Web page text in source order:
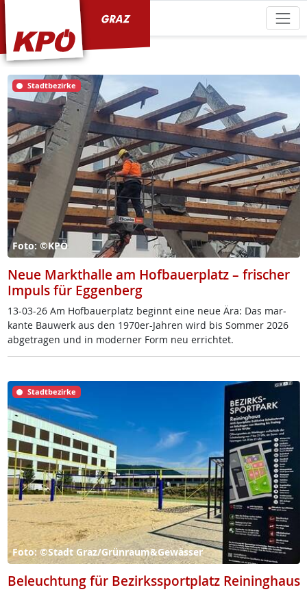
Stadtbezirke
Foto: ©KPÖ
Neue Markthalle am Hofbauerplatz – frischer
Impuls für Eggenberg
13-03-26 Am Hof­bau­er­platz be­ginnt ei­ne neue Ära: Das mar­
kan­te Bau­werk aus den 1970er-Jah­ren wird bis Som­mer 2026
ab­ge­tra­gen und in mo­der­ner Form neu er­rich­tet.
Stadtbezirke
Foto: ©Stadt Graz/Grünraum&Gewässer
Beleuchtung für Bezirkssportplatz Reininghaus